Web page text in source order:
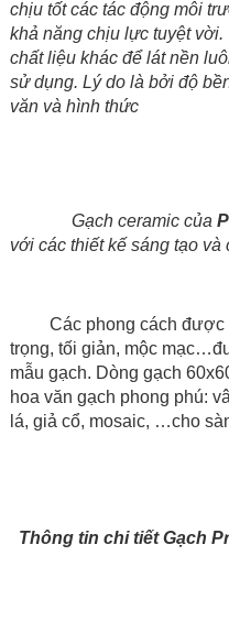
chịu tốt các tác động môi
khả năng chịu lực tuyệt
chất liệu khác để lát nền
sử dụng. Lý do là bởi độ
văn và hình thức
Gạch ceramic của
với các thiết kế sáng tạo
Các phong cách được
trọng, tối giản, mộc
mẫu gạch. Dòng gạch
hoa văn gạch phong phú:
lá, giả cổ, mosaic, …cho
Thông tin chi tiết Gạch